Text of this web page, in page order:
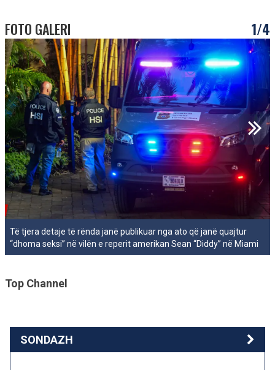
FOTO GALERI 1/4
Të tjera detaje të rënda janë publikuar nga ato që janë quajtur
“dhoma seksi” në vilën e reperit amerikan Sean “Diddy” në Miami
Top Channel
SONDAZH